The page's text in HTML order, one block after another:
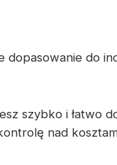
dopasowanie do
szybko i łatwo
nad